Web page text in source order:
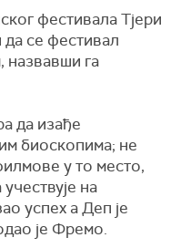
фестивала Тјери
се фестивал
га
да изађе
биоскопима; не
у то место,
на
успех а Деп је
је Фремо.